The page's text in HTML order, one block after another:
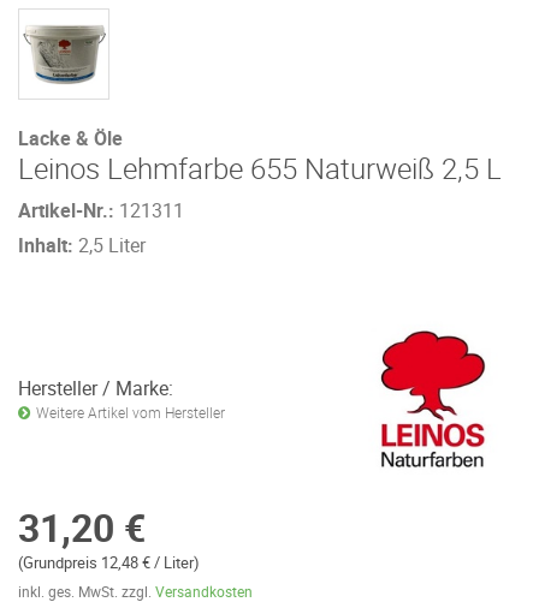
Lacke & Öle
Leinos Lehmfarbe 655 Naturweiß 2,5 L
Artikel-Nr.: 121311
Inhalt: 2,5 Liter
Hersteller / Marke:
Weitere Artikel vom Hersteller
31,20 €
(Grundpreis 12,48 € / Liter)
inkl. ges. MwSt. zzgl. Versandkosten